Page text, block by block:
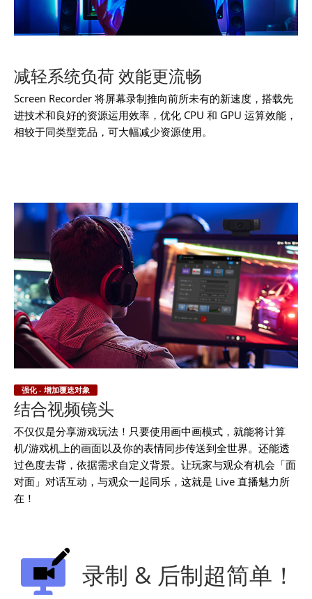
减轻系统负荷 效能更流畅
Screen Recorder 将屏幕录制推向前所未有的新速度，搭载先
进技术和良好的资源运用效率，优化 CPU 和 GPU 运算效能，
相较于同类型竞品，可大幅减少资源使用。
强化 - 增加覆迭对象
结合视频镜头
不仅仅是分享游戏玩法！只要使用画中画模式，就能将计算
机/游戏机上的画面以及你的表情同步传送到全世界。还能透
过色度去背，依据需求自定义背景。让玩家与观众有机会「面
对面」对话互动，与观众一起同乐，这就是 Live 直播魅力所
在！
录制 & 后制超简单！